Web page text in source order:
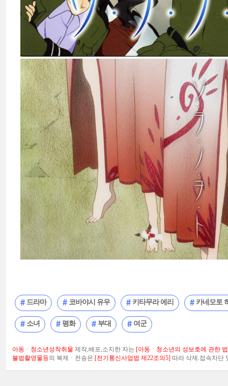
드라마 코바야시 유우 키타무라 에리 카네모토
소녀 평화 부대 여군
아동ㆍ청소년성착취물 제작,배포,소지한 자는 [아동ㆍ청소년의 성보호에 관한
불법촬영물등의 복제ㆍ전송은 [전기통신사업법 제22조의5] 따라 삭제.접속차단